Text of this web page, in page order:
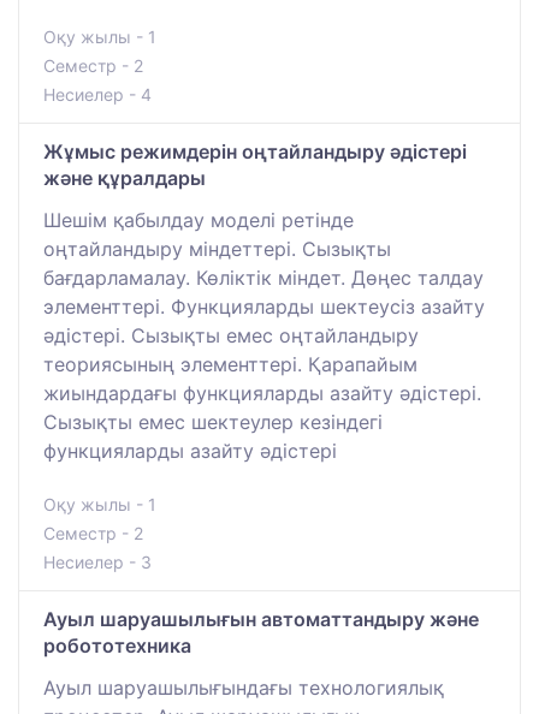
Оқу жылы - 1
Семестр - 2
Несиелер - 4
Жұмыс режимдерін оңтайландыру әдістері
және құралдары
Шешім қабылдау моделі ретінде
оңтайландыру міндеттері. Сызықты
бағдарламалау. Көліктік міндет. Дөңес талдау
элементтері. Функцияларды шектеусіз азайту
әдістері. Сызықты емес оңтайландыру
теориясының элементтері. Қарапайым
жиындардағы функцияларды азайту әдістері.
Сызықты емес шектеулер кезіндегі
функцияларды азайту әдістері
Оқу жылы - 1
Семестр - 2
Несиелер - 3
Ауыл шаруашылығын автоматтандыру және
робототехника
Ауыл шаруашылығындағы технологиялық